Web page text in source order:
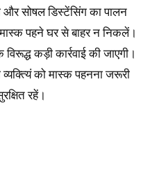
और सोषल डिस्टेंसिंग का पालन
पहने घर से बाहर न निकलें।
कड़ी कार्रवाई की जाएगी।
को मास्क पहनना जरूरी
रहें।